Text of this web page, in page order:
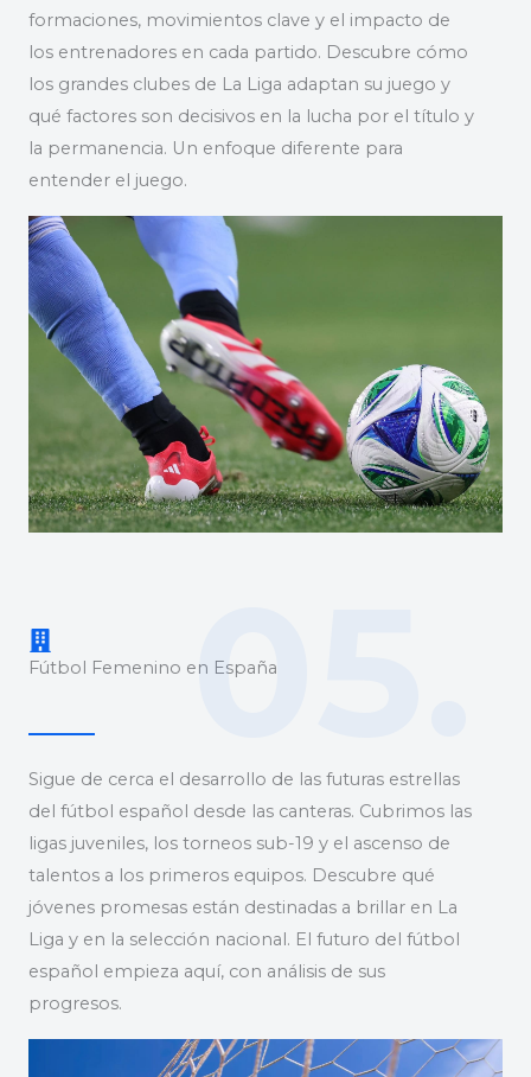
formaciones, movimientos clave y el impacto de
los entrenadores en cada partido. Descubre cómo
los grandes clubes de La Liga adaptan su juego y
qué factores son decisivos en la lucha por el título y
la permanencia. Un enfoque diferente para
entender el juego.
Fútbol Femenino en España05.
Sigue de cerca el desarrollo de las futuras estrellas
del fútbol español desde las canteras. Cubrimos las
ligas juveniles, los torneos sub-19 y el ascenso de
talentos a los primeros equipos. Descubre qué
jóvenes promesas están destinadas a brillar en La
Liga y en la selección nacional. El futuro del fútbol
español empieza aquí, con análisis de sus
progresos.